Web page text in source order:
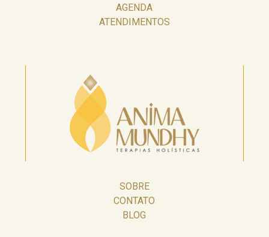
AGENDA
ATENDIMENTOS
SOBRE
CONTATO
BLOG